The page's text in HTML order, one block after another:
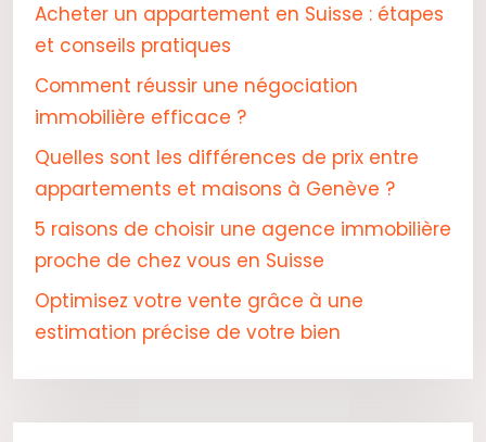
Acheter un appartement en Suisse : étapes
et conseils pratiques
Comment réussir une négociation
immobilière efficace ?
Quelles sont les différences de prix entre
appartements et maisons à Genève ?
5 raisons de choisir une agence immobilière
proche de chez vous en Suisse
Optimisez votre vente grâce à une
estimation précise de votre bien